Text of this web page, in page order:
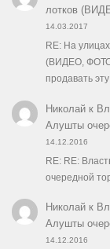
лотков
14.03.2017
RE: На
(ВИДЕО,
продавать
Николайк
Алушты
14.12.2016
RE: RE:
очередной
Николайк
Алушты
14.12.2016